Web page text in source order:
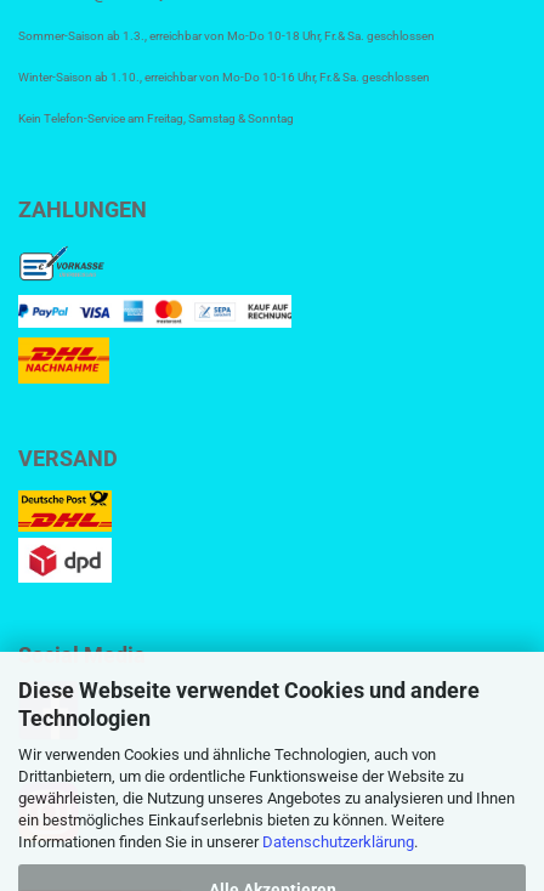
Diese Webseite verwendet Cookies und andere
Technologien
Wir verwenden Cookies und ähnliche Technologien, auch von
Drittanbietern, um die ordentliche Funktionsweise der Website zu
gewährleisten, die Nutzung unseres Angebotes zu analysieren und Ihnen
ein bestmögliches Einkaufserlebnis bieten zu können. Weitere
Informationen finden Sie in unserer Datenschutzerklärung.
Sommer-Saison ab 1.3., erreichbar von Mo-Do 10-18 Uhr, Fr.& Sa. geschlossen
Winter-Saison ab 1.10., erreichbar von Mo-Do 10-16 Uhr, Fr.& Sa. geschlossen
Kein Telefon-Service am Freitag, Samstag & Sonntag
ZAHLUNGEN
VERSAND
Social Media